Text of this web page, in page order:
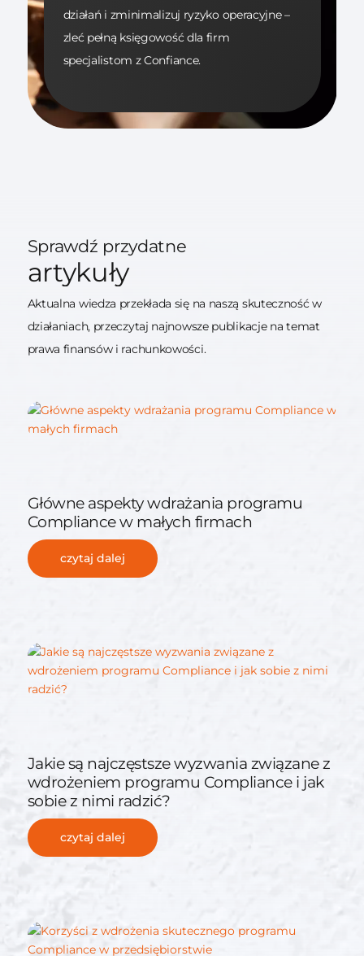
działań i zminimalizuj ryzyko operacyjne –
zleć pełną księgowość dla firm
specjalistom z Confiance.
Sprawdź przydatne
artykuły
Aktualna wiedza przekłada się na naszą skuteczność w
działaniach, przeczytaj najnowsze publikacje na temat
prawa finansów i rachunkowości.
Główne aspekty wdrażania programu
Compliance w małych firmach
czytaj dalej
Jakie są najczęstsze wyzwania związane z
wdrożeniem programu Compliance i jak
sobie z nimi radzić?
czytaj dalej